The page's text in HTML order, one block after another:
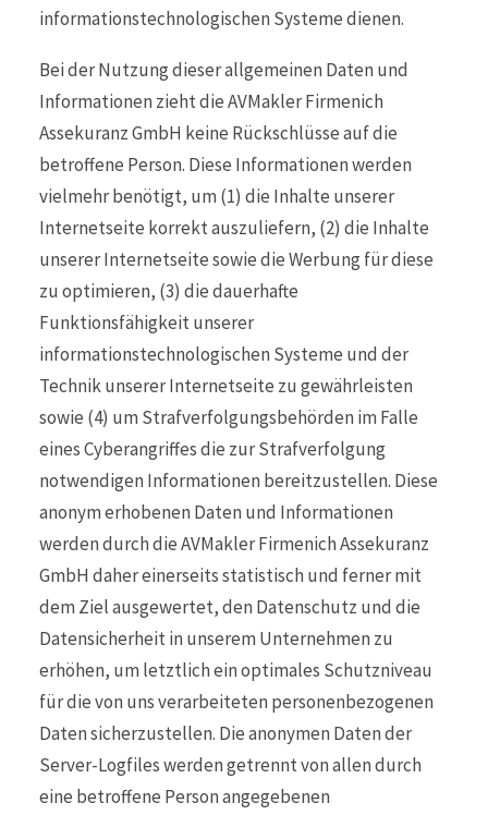
informationstechnologischen Systeme dienen.
Bei der Nutzung dieser allgemeinen Daten und
Informationen zieht die AVMakler Firmenich
Assekuranz GmbH keine Rückschlüsse auf die
betroffene Person. Diese Informationen werden
vielmehr benötigt, um (1) die Inhalte unserer
Internetseite korrekt auszuliefern, (2) die Inhalte
unserer Internetseite sowie die Werbung für diese
zu optimieren, (3) die dauerhafte
Funktionsfähigkeit unserer
informationstechnologischen Systeme und der
Technik unserer Internetseite zu gewährleisten
sowie (4) um Strafverfolgungsbehörden im Falle
eines Cyberangriffes die zur Strafverfolgung
notwendigen Informationen bereitzustellen. Diese
anonym erhobenen Daten und Informationen
werden durch die AVMakler Firmenich Assekuranz
GmbH daher einerseits statistisch und ferner mit
dem Ziel ausgewertet, den Datenschutz und die
Datensicherheit in unserem Unternehmen zu
erhöhen, um letztlich ein optimales Schutzniveau
für die von uns verarbeiteten personenbezogenen
Daten sicherzustellen. Die anonymen Daten der
Server-Logfiles werden getrennt von allen durch
eine betroffene Person angegebenen